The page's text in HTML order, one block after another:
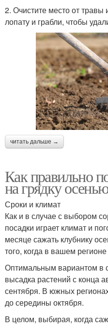
2. Очистите место от травы
лопату и грабли, чтобы
читать дальше →
Как правильно
на грядку
Сроки и климат
Как и в случае с выбором
посадки играет климат и
месяце сажать клубнику
того, когда в вашем
Оптимальным вариантом в
высадка растений с конца
сентября. В южных
до середины октября.
В целом, выбирая, когда